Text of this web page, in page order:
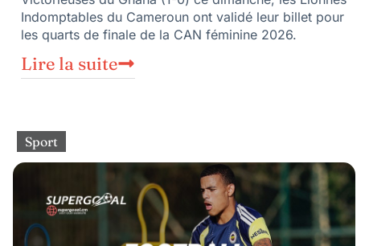
Indomptables du Cameroun ont validé leur billet pour
les quarts de finale de la CAN féminine 2026.
Lire la suite
Sport